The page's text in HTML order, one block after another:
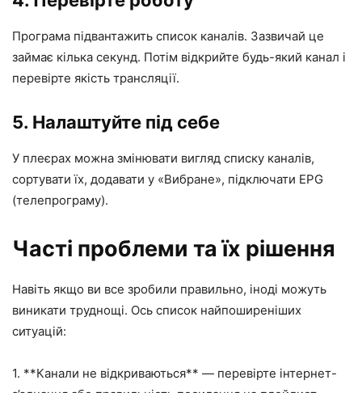
Програма підвантажить список каналів. Зазвичай це
займає кілька секунд. Потім відкрийте будь-який канал і
перевірте якість трансляції.
5. Налаштуйте під себе
У плеєрах можна змінювати вигляд списку каналів,
сортувати їх, додавати у «Вибране», підключати EPG
(телепрограму).
Часті проблеми та їх рішення
Навіть якщо ви все зробили правильно, іноді можуть
виникати труднощі. Ось список найпоширеніших
ситуацій:
1. **Канали не відкриваються** — перевірте інтернет-